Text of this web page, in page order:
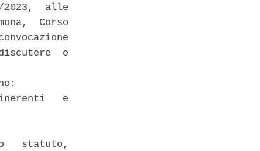
2023,  alle
Corso
e
e
statuto,